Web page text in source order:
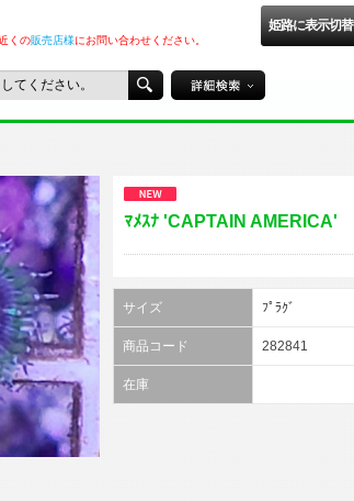
姫路に表示切替
くの販売店様にお問い合わせください。
ﾏﾒｽﾅ 'CAPTAIN AMERICA'
サイズ ﾌﾟﾗｸﾞ
商品コード 282841
在庫